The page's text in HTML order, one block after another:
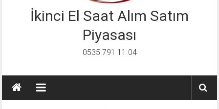
İkinci El Saat Alım Satım
Piyasası
0535 791 11 04